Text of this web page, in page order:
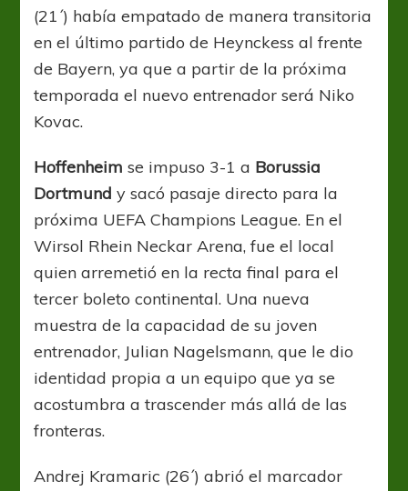
(21´) había empatado de manera transitoria
en el último partido de Heynckess al frente
de Bayern, ya que a partir de la próxima
temporada el nuevo entrenador será Niko
Kovac.
Hoffenheim se impuso 3-1 a Borussia
Dortmund y sacó pasaje directo para la
próxima UEFA Champions League. En el
Wirsol Rhein Neckar Arena, fue el local
quien arremetió en la recta final para el
tercer boleto continental. Una nueva
muestra de la capacidad de su joven
entrenador, Julian Nagelsmann, que le dio
identidad propia a un equipo que ya se
acostumbra a trascender más allá de las
fronteras.
Andrej Kramaric (26´) abrió el marcador